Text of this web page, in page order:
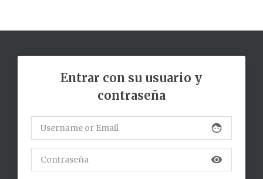
Entrar con su usuario y
contraseña
face
visibility